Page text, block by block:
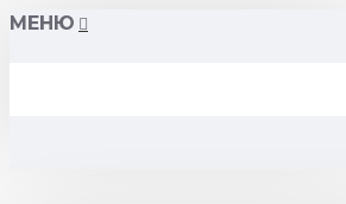
МЕНЮ